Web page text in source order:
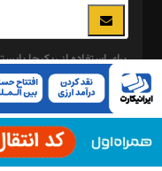
قسمت
چند رسانه ای